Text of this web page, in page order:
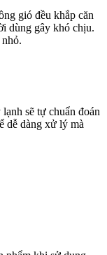
gió đều khắp căn
dùng gây khó chịu.
sẽ tự chuẩn đoán
dễ dàng xử lý mà